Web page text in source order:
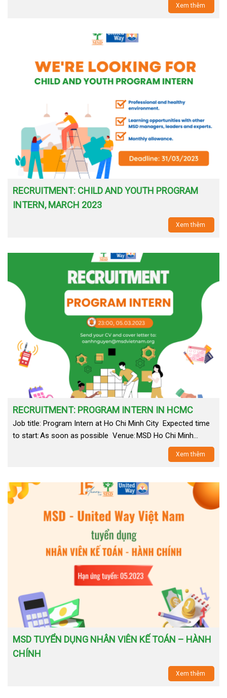
Xem thêm
RECRUITMENT: CHILD AND YOUTH PROGRAM
INTERN, MARCH 2023
Xem thêm
RECRUITMENT: PROGRAM INTERN IN HCMC
Job title: Program Intern at Ho Chi Minh City Expected time
to start: As soon as possible Venue: MSD Ho Chi Minh…
Xem thêm
MSD TUYỂN DỤNG NHÂN VIÊN KẾ TOÁN – HÀNH
CHÍNH
Xem thêm